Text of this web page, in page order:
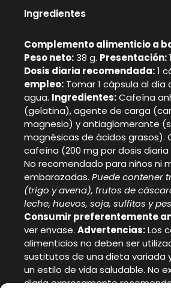
Ingredientes
Complemento alimenticio a
Peso neto:38 g. Presentación:
Dosis diaria recomendada:1
empleo: Tomar 1 cápsula al día
agua. Ingredientes:Cafeína
(gelatina), agente de carga
magnesio) y antiaglomerante
magnésicas de ácidos grasos).
cafeína (200 mg por dosis
No recomendado para niños ni
embarazadas. Puede contener
(trigo y avena), frutos de
leche, huevos, soja, sulfitos y
Consumir preferentemente
ver envase. Advertencias:Los
alimenticios no deben ser
sustitutos de una dieta variada
un estilo de vida saludable. No
diaria expresamente